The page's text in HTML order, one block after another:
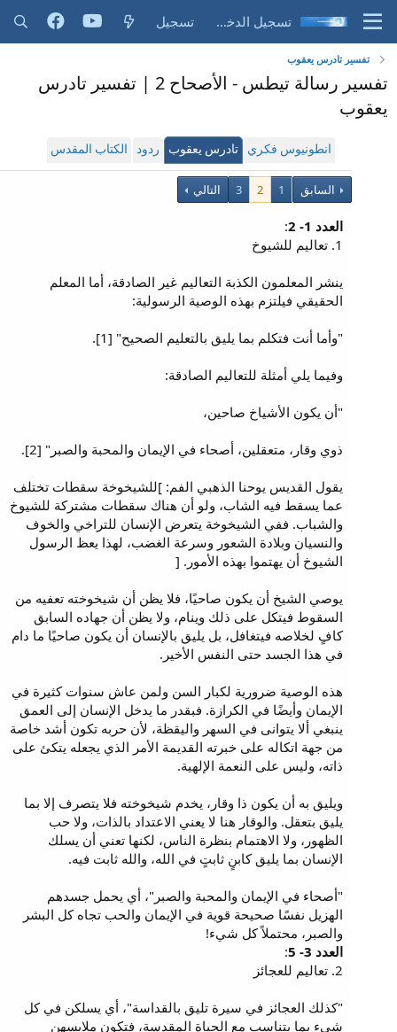
تسجيل الدخول تسجيل
تفسير تادرس يعقوب
تفسير رسالة تيطس - الأصحاح 2 | تفسير تادرس
يعقوب
انطونيوس فكري تادرس يعقوب ردود الكتاب المقدس
السابق 1
2
3 التالي
العدد 1- 2
:
1. تعاليم للشيوخ
ينشر المعلمون الكذبة التعاليم غير الصادقة، أما المعلم
الحقيقي فيلتزم بهذه الوصية الرسولية:
"وأما أنت فتكلم بما يليق بالتعليم الصحيح" [1].
وفيما يلي أمثلة للتعاليم الصادقة:
"أن يكون الأشياخ صاحين،
ذوي وقار، متعقلين، أصحاء في الإيمان والمحبة والصبر" [2].
يقول القديس يوحنا الذهبي الفم: ]للشيخوخة سقطات تختلف
عما يسقط فيه الشاب، ولو أن هناك سقطات مشتركة للشيوخ
والشباب. ففي الشيخوخة يتعرض الإنسان للتراخي والخوف
والنسيان وبلادة الشعور وسرعة الغضب، لهذا يعظ الرسول
الشيوخ أن يهتموا بهذه الأمور. [
يوصي الشيخ أن يكون صاحيًا، فلا يظن أن شيخوخته تعفيه من
السقوط فيتكل على ذلك وينام، ولا يظن أن جهاده السابق
كافٍ لخلاصه فيتغافل، بل يليق بالإنسان أن يكون صاحيًا ما دام
في هذا الجسد حتى النفس الأخير.
هذه الوصية ضرورية لكبار السن ولمن عاش سنوات كثيرة في
الإيمان وأيضًا في الكرازة. فبقدر ما يدخل الإنسان إلى العمق
ينبغي ألا يتوانى في السهر واليقظة، لأن حربه تكون أشد خاصة
من جهة اتكاله على خبرته القديمة الأمر الذي يجعله يتكئ على
ذاته، وليس على النعمة الإلهية.
ويليق به أن يكون ذا وقار، يخدم شيخوخته فلا يتصرف إلا بما
يليق بتعقل. والوقار هنا لا يعني الاعتداد بالذات، ولا حب
الظهور، ولا الاهتمام بنظرة الناس، لكنها تعني أن يسلك
الإنسان بما يليق كابنٍ ثابتٍ في الله، والله ثابت فيه.
"أصحاء في الإيمان والمحبة والصبر"، أي يحمل جسدهم
الهزيل نفسًا صحيحة قوية في الإيمان والحب تجاه كل البشر
والصبر، محتملاً كل شيء!
العدد 3- 5
:
2. تعاليم للعجائز
"كذلك العجائز في سيرة تليق بالقداسة"، أي يسلكن في كل
شيء بما يتناسب مع الحياة المقدسة، فتكون ملابسهن